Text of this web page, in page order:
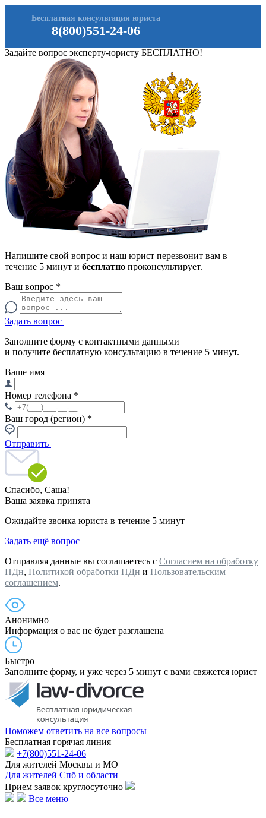
8(800)551-24-06
Бесплатная консультация юриста
Задайте вопрос эксперту-юристу БЕСПЛАТНО!
Напишите свой вопрос и наш юрист перезвонит вам в
течение 5 минут и бесплатно проконсультирует.
Ваш вопрос *
Задать вопрос
Заполните форму с контактными данными
и получите бесплатную консультацию в течение 5 минут.
Ваше имя
Номер телефона *
Ваш город (регион) *
Отправить
Спасибо, Саша!
Ваша заявка принята
Ожидайте звонка юриста в течение 5 минут
Задать ещё вопрос
Отправляя данные вы соглашаетесь с Согласием на обработку
ПДн, Политикой обработки ПДн и Пользовательским
соглашением.
Анонимно
Информация о вас не будет разглашена
Быстро
Заполните форму, и уже через 5 минут с вами свяжется юрист
Поможем ответить на все вопросы
Бесплатная горячая линия
+7(800)551-24-06
Для жителей Москвы и МО
Для жителей Спб и области
Прием заявок круглосуточно
Все меню